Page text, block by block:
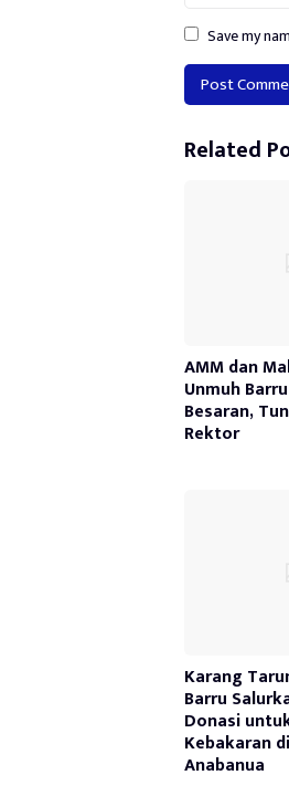
Save my
Alternative:
Related
AMM dan
Unmuh
Besaran,
Rektor
Karang
Barru
Donasi
Kebakaran
Anabanua